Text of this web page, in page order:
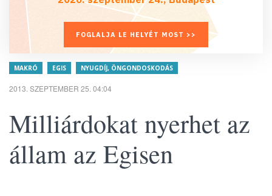
FOGLALJA LE HELYÉT MOST >>
MAKRÓ EGIS NYUGDÍJ, ÖNGONDOSKODÁS
2013. SZEPTEMBER 25. 04:04
Milliárdokat nyerhet az
állam az Egisen